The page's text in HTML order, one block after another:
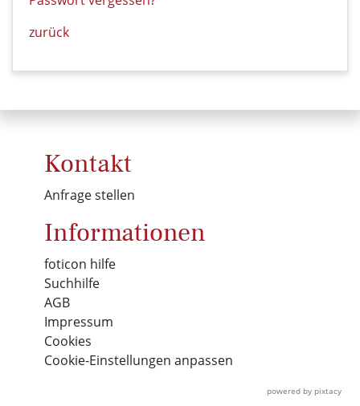
zurück
Kontakt
Anfrage stellen
Informationen
foticon hilfe
Suchhilfe
AGB
Impressum
Cookies
Cookie-Einstellungen anpassen
powered by pixtacy